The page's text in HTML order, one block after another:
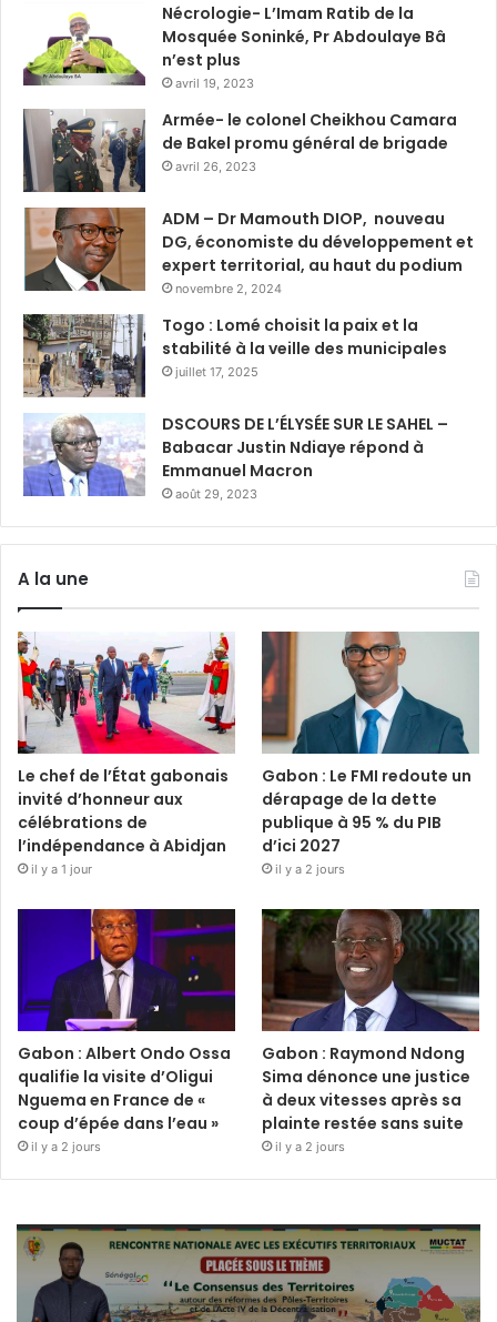
Nécrologie- L’Imam Ratib de la
Mosquée Soninké, Pr Abdoulaye Bâ
n’est plus
avril 19, 2023
Armée- le colonel Cheikhou Camara
de Bakel promu général de brigade
avril 26, 2023
ADM – Dr Mamouth DIOP, nouveau
DG, économiste du développement et
expert territorial, au haut du podium
novembre 2, 2024
Togo : Lomé choisit la paix et la
stabilité à la veille des municipales
juillet 17, 2025
DSCOURS DE L’ÉLYSÉE SUR LE SAHEL –
Babacar Justin Ndiaye répond à
Emmanuel Macron
août 29, 2023
A la une
Le chef de l’État gabonais
invité d’honneur aux
célébrations de
l’indépendance à Abidjan
il y a 1 jour
Gabon : Le FMI redoute un
dérapage de la dette
publique à 95 % du PIB
d’ici 2027
il y a 2 jours
Gabon : Albert Ondo Ossa
qualifie la visite d’Oligui
Nguema en France de «
coup d’épée dans l’eau »
il y a 2 jours
Gabon : Raymond Ndong
Sima dénonce une justice
à deux vitesses après sa
plainte restée sans suite
il y a 2 jours